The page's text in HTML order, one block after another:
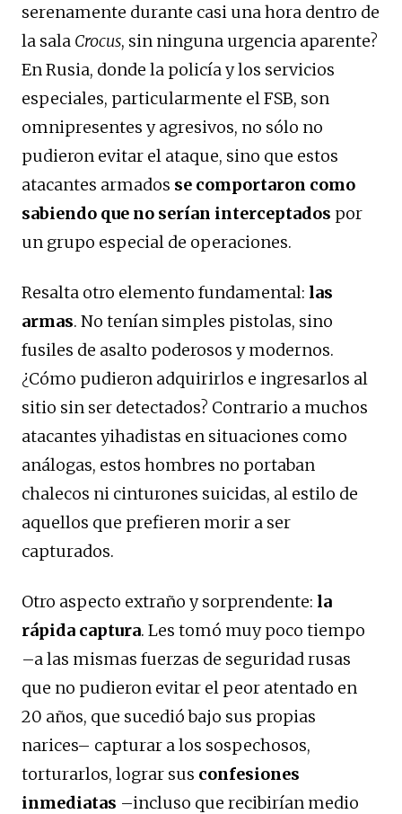
serenamente durante casi una hora dentro de
la sala Crocus, sin ninguna urgencia aparente?
En Rusia, donde la policía y los servicios
especiales, particularmente el FSB, son
omnipresentes y agresivos, no sólo no
pudieron evitar el ataque, sino que estos
atacantes armados se comportaron como
sabiendo que no serían interceptados por
un grupo especial de operaciones.
Resalta otro elemento fundamental: las
armas. No tenían simples pistolas, sino
fusiles de asalto poderosos y modernos.
¿Cómo pudieron adquirirlos e ingresarlos al
sitio sin ser detectados? Contrario a muchos
atacantes yihadistas en situaciones como
análogas, estos hombres no portaban
chalecos ni cinturones suicidas, al estilo de
aquellos que prefieren morir a ser
capturados.
Otro aspecto extraño y sorprendente: la
rápida captura. Les tomó muy poco tiempo
–a las mismas fuerzas de seguridad rusas
que no pudieron evitar el peor atentado en
20 años, que sucedió bajo sus propias
narices– capturar a los sospechosos,
torturarlos, lograr sus confesiones
inmediatas –incluso que recibirían medio